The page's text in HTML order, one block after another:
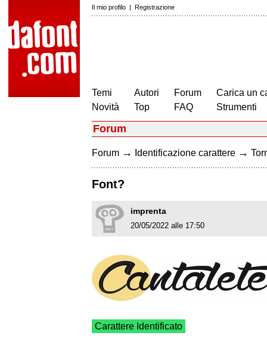
Il mio profilo | Registrazione
Temi
Novità
Autori
Top
Forum
FAQ
Carica un
Strumenti
Forum
Forum → Identificazione carattere →
Font?
imprenta
20/05/2022 alle 17:50
Carattere Identificato